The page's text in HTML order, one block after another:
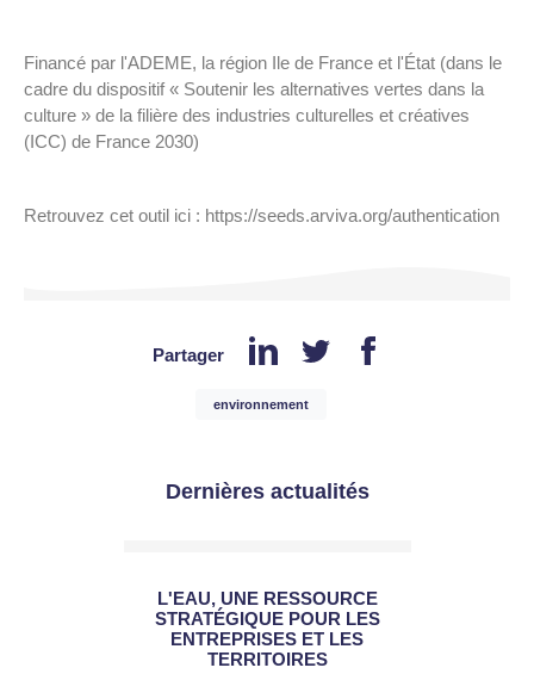
Financé par l'ADEME, la région Ile de France et l'État (dans le
cadre du dispositif « Soutenir les alternatives vertes dans la
culture » de la filière des industries culturelles et créatives
(ICC) de France 2030)
Retrouvez cet outil ici : https://seeds.arviva.org/authentication
Partager
environnement
Dernières actualités
L'EAU, UNE RESSOURCE
STRATÉGIQUE POUR LES
ENTREPRISES ET LES
TERRITOIRES